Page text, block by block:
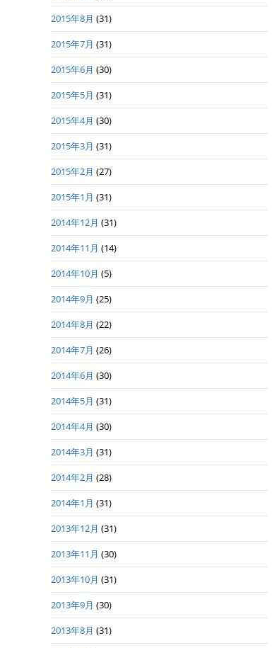
2015年8月 (31)
2015年7月 (31)
2015年6月 (30)
2015年5月 (31)
2015年4月 (30)
2015年3月 (31)
2015年2月 (27)
2015年1月 (31)
2014年12月 (31)
2014年11月 (14)
2014年10月 (5)
2014年9月 (25)
2014年8月 (22)
2014年7月 (26)
2014年6月 (30)
2014年5月 (31)
2014年4月 (30)
2014年3月 (31)
2014年2月 (28)
2014年1月 (31)
2013年12月 (31)
2013年11月 (30)
2013年10月 (31)
2013年9月 (30)
2013年8月 (31)